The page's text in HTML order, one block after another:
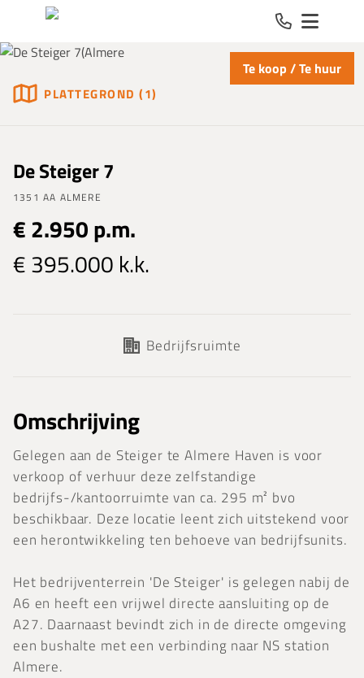
Spring naar inhoud
Te koop / Te huur
PLATTEGROND (1)
De Steiger 7
1351 AA ALMERE
€ 395.000 k.k.
€ 2.950 p.m.
Bedrijfsruimte
Omschrijving
Gelegen aan de Steiger te Almere Haven is voor
verkoop of verhuur deze zelfstandige
bedrijfs-/kantoorruimte van ca. 295 m² bvo
beschikbaar. Deze locatie leent zich uitstekend voor
een herontwikkeling ten behoeve van bedrijfsunits.
Het bedrijventerrein 'De Steiger' is gelegen nabij de
A6 en heeft een vrijwel directe aansluiting op de
A27. Daarnaast bevindt zich in de directe omgeving
een bushalte met een verbinding naar NS station
Almere.